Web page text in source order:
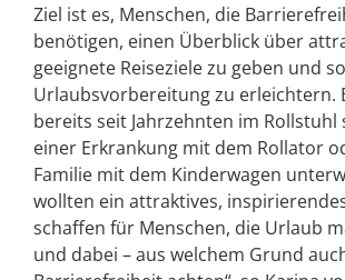
Ziel ist es, Menschen, die
benötigen, einen Überblick über
geeignete Reiseziele zu geben und
Urlaubsvorbereitung zu erleichtern.
bereits seit Jahrzehnten im
einer Erkrankung mit dem Rollator
Familie mit dem Kinderwagen
wollten ein attraktives,
schaffen für Menschen, die Urlaub
und dabei – aus welchem Grund